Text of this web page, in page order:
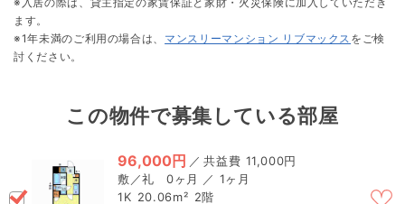
ます。
※1年未満のご利用の場合は、 マンスリーマンション リブマックス をご検
討ください。
この物件で募集している部屋
96,000円 ／
11,000円
0ヶ月 ／ 1ヶ月
1K 20.06m² 2階